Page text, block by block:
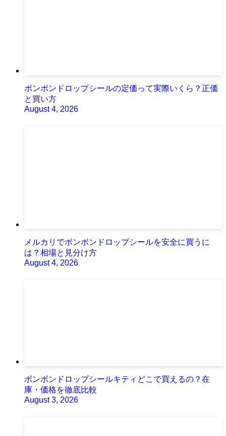
ボンボンドロップシールの定価って実際いくら？正価
と買い方
August 4, 2026
メルカリでボンボンドロップシールを安全に買うに
は？相場と見分け方
August 4, 2026
ボンボンドロップシールキティどこで買えるの？在
庫・価格を徹底比較
August 3, 2026